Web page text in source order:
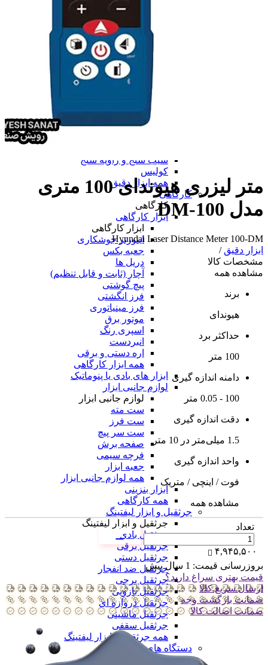
دستگاه لیزر مارکینگ
ابزار دقیق
پرگار صنعتی
پوزیشنر
پوزیشنر الکتروپنوماتیکی
شیب سنج و زاویه سنج
کولیس
همه ابزار دقیق
کارگاهی
کارگاهی
ابزار کارگاهی
ابزار کارگاهی
اینورتر جوشکاری
جعبه بکس
دریل ها
آچار (ثابت و قابل تنظیم)
پیچ گوشتی
فرز انگشتی
فرز مینیاتوری
موتور برق
اسپری رنگ
انبردست
اره دستی و برقی
همه ابزار کارگاهی
ابزار های بادی یا پنوماتیک
لوازم جانبی ابزار
لوازم جانبی ابزار
ست مته
ست فرز
ست سر پیچ
صفحه برش
فرچه سیمی
جعبه ابزار
همه لوازم جانبی ابزار
ابزار بنزینی
همه کارگاهی
جرثقیل و ابزار لیفتینگ
جرثقیل و ابزار لیفتینگ
جرثقیل بادی
جرثقیل برقی
جرثقیل دستی
جرثقیل ضد انفجار
جرثقیل برجی
جرثقیل بازویی
جرثقیل دروازه ای
جرثقیل ماشینی
جرثقیل سقفی
همه جرثقیل و ابزار لیفتینگ
دستگاه های تولید
دستگاه های تولید
متر لیزری هیوندای 100 متری
مدل DM-100
Hyundai Laser Distance Meter 100-DM
ابزار دقیق /
مشخصات کالا
مشاهده همه
برند
هیوندای
حداکثر برد
100 متر
دامنه اندازه گیری
100 - 0.05 متر
دقت اندازه گیری
1.5 میلی‌متر در 10 متر
واحد اندازه گیری
فوت / اینچی / متریک
مشاهده همه
تعداد
۴,۹۴۵,۵۰۰
بروزرسانی قیمت: 1 سال پیش
قیمت بهتری سراغ دارید؟
ارسال سریع کالا
ضمانت بازگشت وجه
ضمانت اضالت کالا